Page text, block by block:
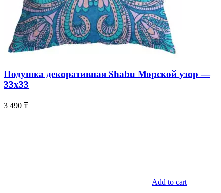
Подушка декоративная Shabu Морской узор —
33х33
3 490 ₸
Add to cart